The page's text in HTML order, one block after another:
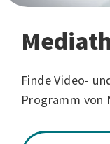
Finde Video-
Programm von